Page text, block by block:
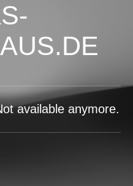
available anymore.